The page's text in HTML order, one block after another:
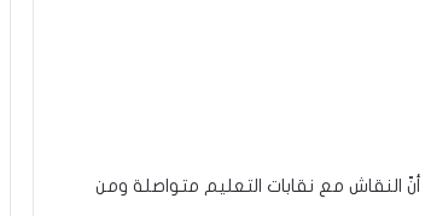
النقاش مع نقابات التعليم متواصلة ومن